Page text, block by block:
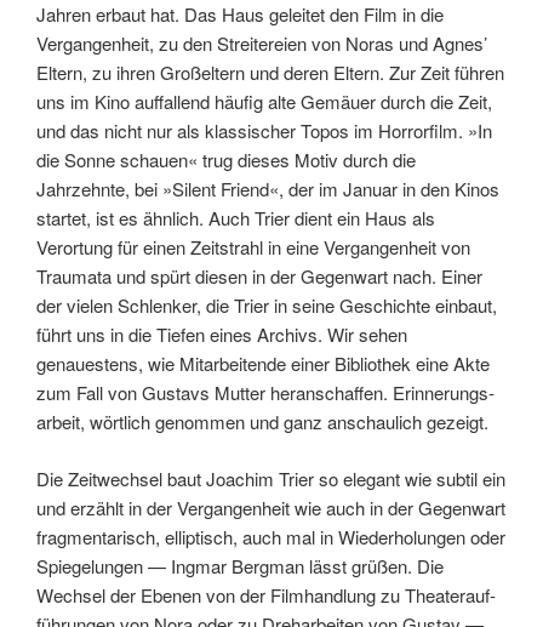
Jahren erbaut hat. Das Haus geleitet den Film in die
Vergangenheit, zu den Streitereien von Noras und Agnes’
Eltern, zu ihren Großeltern und deren Eltern. Zur Zeit führen
uns im Kino auffallend häufig alte Gemäuer durch die Zeit,
und das nicht nur als klassischer Topos im Horrorfilm. »In
die Sonne schauen« trug dieses Motiv durch die
Jahrzehnte, bei »Silent Friend«, der im Januar in den Kinos
startet, ist es ähnlich. Auch Trier dient ein Haus als
Verortung für einen Zeitstrahl in eine Vergangenheit von
Traumata und spürt diesen in der Gegenwart nach. Einer
der vielen Schlenker, die Trier in seine Geschichte einbaut,
führt uns in die Tiefen eines Archivs. Wir sehen
genauestens, wie Mitarbeitende einer Bibliothek eine Akte
zum Fall von Gustavs Mutter heranschaf­fen. Erinnerungs­
arbeit, wörtlich genommen und ganz anschaulich gezeigt.
Die Zeitwechsel baut Joachim Trier so elegant wie subtil ein
und erzählt in der Vergangenheit wie auch in der Gegenwart
fragmentarisch, elliptisch, auch mal in Wieder­holungen oder
Spiegelungen — Ingmar Bergman lässt grüßen. Die
Wechsel der Ebenen von der Filmhandlung zu Theater­auf­